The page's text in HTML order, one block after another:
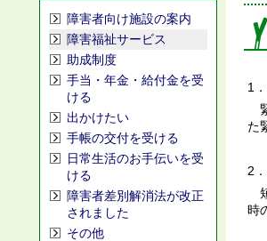
障害者向け施設の案内
障害福祉サービス
助成制度
手当・年金・給付金を受
ける
出かけたい
手帳の交付を受ける
日常生活のお手伝いを受
ける
障害者差別解消法が改正
されました
その他
1
た
2
時